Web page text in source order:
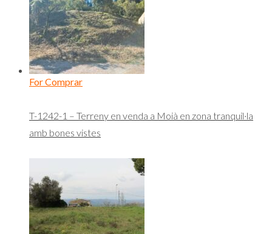
For Comprar
T-1242-1 – Terreny en venda a Moià en zona tranquil·la
amb bones vistes